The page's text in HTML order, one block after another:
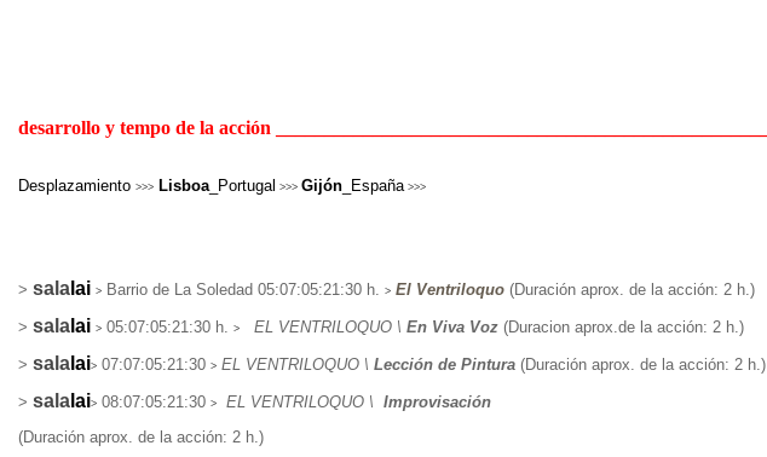
desarrollo y tempo de la acción
Desplazamiento >>> Lisboa _Portugal >>> Gijón _España >>>
> sala lai > Barrio de La Soledad 05:07:05:21:30 h. > El Ventriloquo (Duración aprox. de la acción: 2 h.)
> sala lai > 05:07:05:21:30 h. > EL VENTRILOQUO \ En Viva Voz (Duracion aprox.de la acción: 2 h.)
> sala lai> 07:07:05:21:30 > EL VENTRILOQUO \ Lección de Pintura (Duración aprox. de la acción: 2 h.)
> sala lai> 08:07:05:21:30 > EL VENTRILOQUO \ Improvisación
(Duración aprox. de la acción: 2 h.)